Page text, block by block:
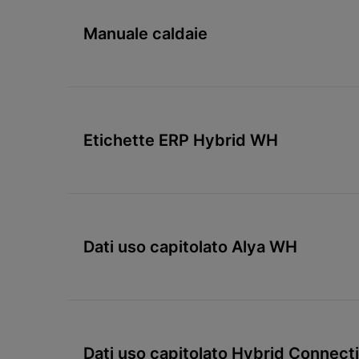
Manuale caldaie
Etichette ERP Hybrid WH
Dati uso capitolato Alya WH
Dati uso capitolato Hybrid